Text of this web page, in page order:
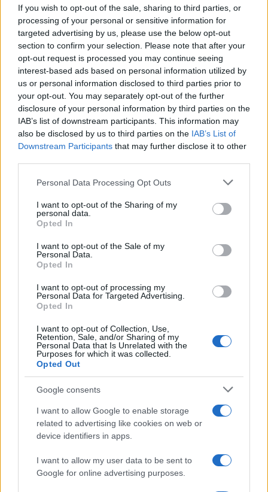
If you wish to opt-out of the sale, sharing to third parties, or
processing of your personal or sensitive information for
targeted advertising by us, please use the below opt-out
section to confirm your selection. Please note that after your
opt-out request is processed you may continue seeing
interest-based ads based on personal information utilized by
us or personal information disclosed to third parties prior to
your opt-out. You may separately opt-out of the further
disclosure of your personal information by third parties on the
IAB’s list of downstream participants. This information may
also be disclosed by us to third parties on the IAB’s List of
Downstream Participants that may further disclose it to other
Please note that this website/app uses one or more Google
not limited to your visit or usage behaviour. You may click to
grant or deny consent to Google and its third-party tags to
use your data for below specified purposes in below Google
consent section.
Personal Data Processing Opt Outs
I want to opt-out of the Sharing of my
personal data.
Opted In
I want to opt-out of the Sale of my
Personal Data.
Opted In
I want to opt-out of processing my
Personal Data for Targeted Advertising.
Opted In
I want to opt-out of Collection, Use,
Retention, Sale, and/or Sharing of my
Personal Data that Is Unrelated with the
Purposes for which it was collected.
Opted Out
Google consents
I want to allow Google to enable storage
related to advertising like cookies on web or
device identifiers in apps.
I want to allow my user data to be sent to
Google for online advertising purposes.
Continua a leggere
GAMING NEWS
William, Kate e i principini in Scozia per i giochi del